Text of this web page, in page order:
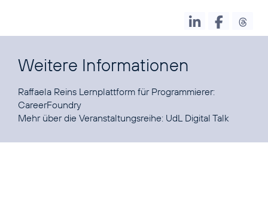
Weitere Informationen
Raffaela Reins Lernplattform für Programmierer:
CareerFoundry
Mehr über die Veranstaltungsreihe: UdL Digital Talk